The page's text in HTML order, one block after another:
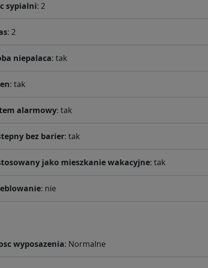
sypialni: 2
: 2
niepalaca: tak
: tak
alarmowy: tak
bez barier: tak
jako mieszkanie wakacyjne: tak
: nie
wyposazenia: Normalne